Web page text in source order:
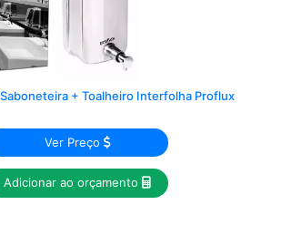
+ Toalheiro Interfolha Proflux
Ver Preço
Adicionar ao orçamento